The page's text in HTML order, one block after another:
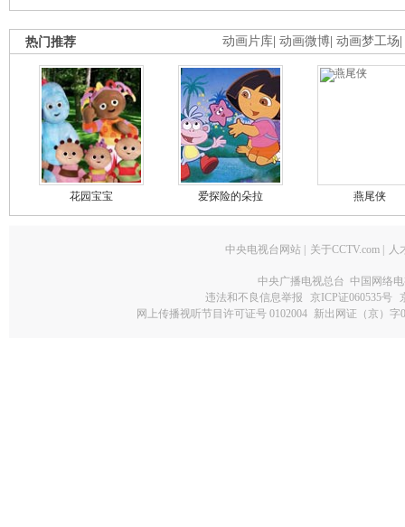
动画片库 动画微博 动画梦工场
热门推荐
花园宝宝 爱探险的朵拉 燕尾侠
中央电视台网站 关于CCTV.com 人
中央广播电视总台 中国网络
违法和不良信息举报
京ICP证060535号
网上传播视听节目许可证号 0102004 新出网证（京）